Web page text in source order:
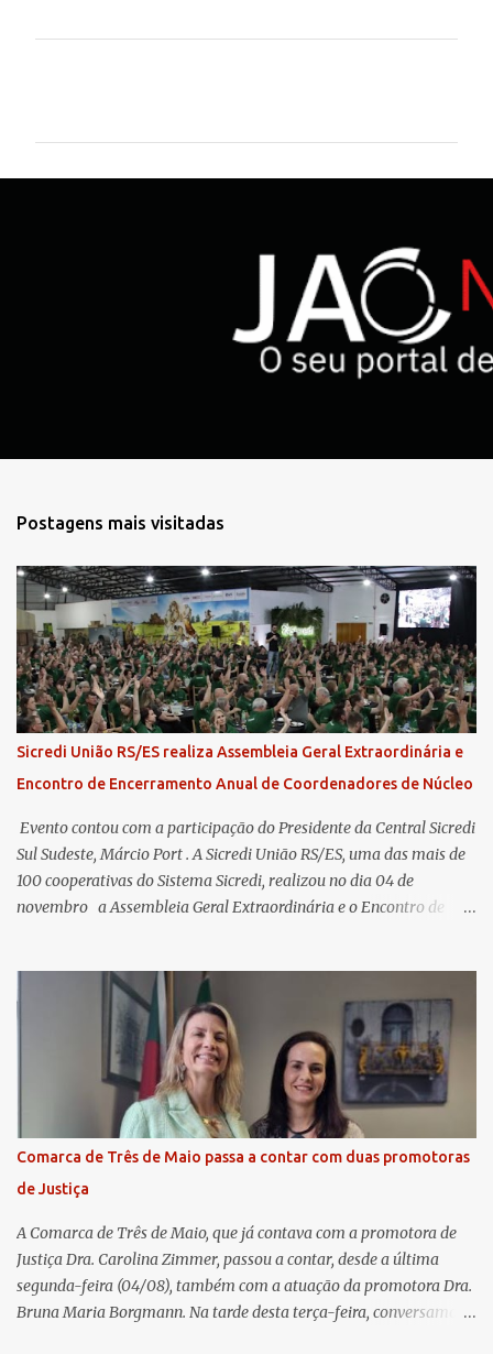
Postagens mais visitadas
Sicredi União RS/ES realiza Assembleia Geral Extraordinária e
Encontro de Encerramento Anual de Coordenadores de Núcleo
​ Evento contou com a participação do Presidente da Central Sicredi
Sul Sudeste, Márcio Port . A Sicredi União RS/ES, uma das mais de
100 cooperativas do Sistema Sicredi, realizou no dia 04 de
novembro a Assembleia Geral Extraordinária e o Encontro de
futuro. O evento ocorreu presencialmente em Santa Rosa/RS com
transmissão simultânea para os coordenadores capixabas, que
estavam reunidos em Cachoeiro de Itapemirim / ES. Durante a
Assembleia Geral Extraordinária, foram debatidas e aprovadas
pautas estratégicas, como a atualização da Política de
Remuneração dos Administradores Estatutários e do regulamento
do Fundo Social, reforçando o compromisso da cooperativa com a
transparência e a governança. No Encontro de Coordenadores de
Núcleo, o presidente da Sicredi União RS/ES, Sidnei Strejevitch, fez
um balanço das principais real...
Comarca de Três de Maio passa a contar com duas promotoras
de Justiça
A Comarca de Três de Maio, que já contava com a promotora de
Justiça Dra. Carolina Zimmer, passou a contar, desde a última
segunda-feira (04/08), também com a atuação da promotora Dra.
Bruna Maria Borgmann. Na tarde desta terça-feira, conversamos